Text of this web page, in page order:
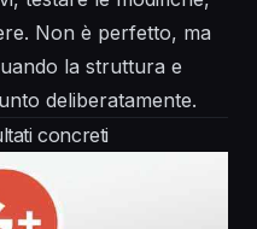
Non è perfetto, ma
la struttura e
deliberatamente.
concreti